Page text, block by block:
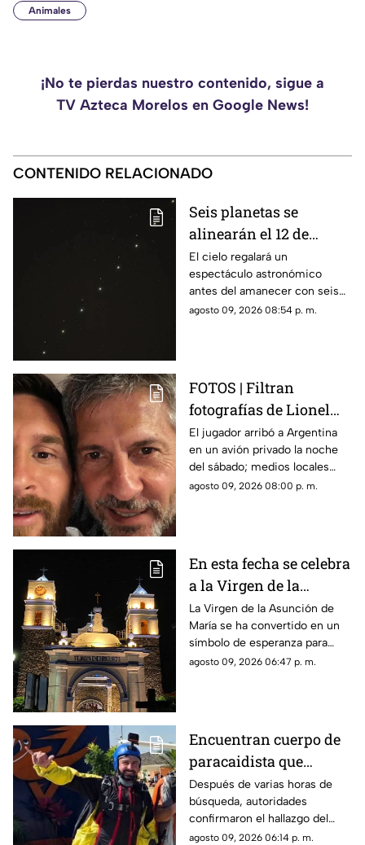
Animales
¡No te pierdas nuestro contenido, sigue a
TV Azteca Morelos en Google News!
CONTENIDO RELACIONADO
Seis planetas se
alinearán el 12 de
agosto: así podrás
observar el fenómeno
desde Morelos
El cielo regalará un
espectáculo astronómico
antes del amanecer con seis
planetas visibles desde
agosto 09, 2026 08:54 p. m.
FOTOS | Filtran
fotografías de Lionel
Messi y su familia en el
funeral de su papá
El jugador arribó a Argentina
en un avión privado la noche
del sábado; medios locales
captaron su llegada.
agosto 09, 2026 08:00 p. m.
En esta fecha se celebra
a la Virgen de la
Asunción de María en
Morelos
La Virgen de la Asunción de
María se ha convertido en un
símbolo de esperanza para
miles de creyentes.
agosto 09, 2026 06:47 p. m.
Encuentran cuerpo de
paracaidista que
desapareció durante
actividad en Puente de
Ixtla
Después de varias horas de
búsqueda, autoridades
confirmaron el hallazgo del
deportista en la zona sur de
agosto 09, 2026 06:14 p. m.